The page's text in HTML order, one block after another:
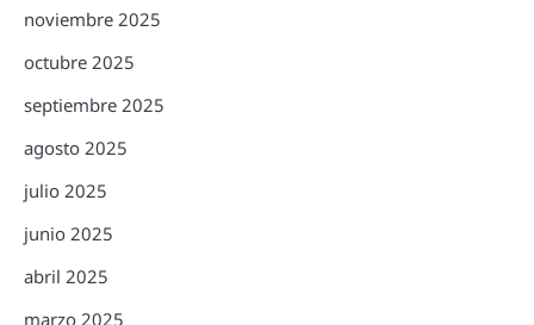
noviembre 2025
octubre 2025
septiembre 2025
agosto 2025
julio 2025
junio 2025
abril 2025
marzo 2025